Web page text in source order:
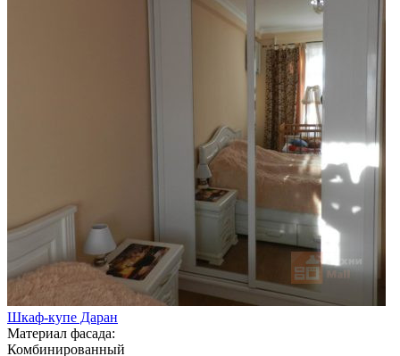
Шкаф-купе Даран
Материал фасада:
Комбинированный